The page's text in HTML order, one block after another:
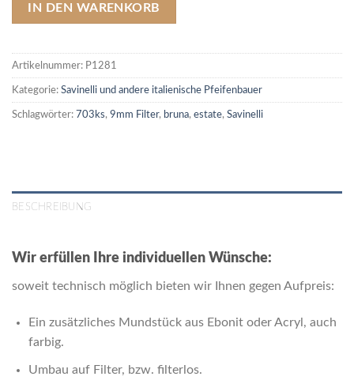
IN DEN WARENKORB
Artikelnummer: P1281
Kategorie: Savinelli und andere italienische Pfeifenbauer
Schlagwörter: 703ks, 9mm Filter, bruna, estate, Savinelli
BESCHREIBUNG
Wir erfüllen Ihre individuellen Wünsche:
soweit technisch möglich bieten wir Ihnen gegen Aufpreis:
Ein zusätzliches Mundstück aus Ebonit oder Acryl, auch
farbig.
Umbau auf Filter, bzw. ﬁlterlos.